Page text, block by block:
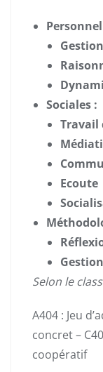
Sociales :
Travail
Ecoute
Selon le
A404 : Jeu
concret –
coopératif